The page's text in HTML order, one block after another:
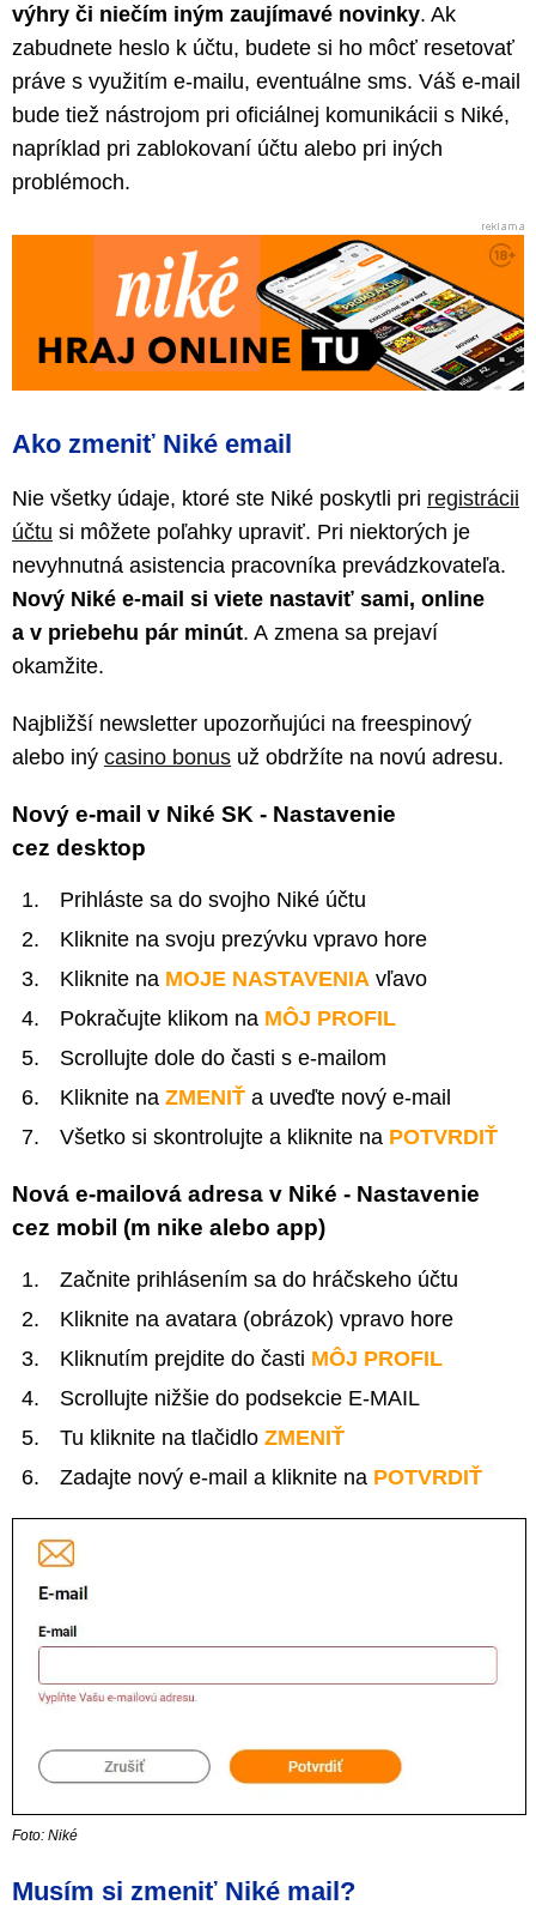
výhry či niečím iným zaujímavé novinky. Ak
zabudnete heslo k účtu, budete si ho môcť resetovať
práve s využitím e-mailu, eventuálne sms. Váš e-mail
bude tiež nástrojom pri oficiálnej komunikácii s Niké,
napríklad pri zablokovaní účtu alebo pri iných
problémoch.
Ako zmeniť Niké email
Nie všetky údaje, ktoré ste Niké poskytli pri registrácii
účtu si môžete poľahky upraviť. Pri niektorých je
nevyhnutná asistencia pracovníka prevádzkovateľa.
Nový Niké e-mail si viete nastaviť sami, online
a v priebehu pár minút. A zmena sa prejaví
okamžite.
Najbližší newsletter upozorňujúci na freespinový
alebo iný casino bonus už obdržíte na novú adresu.
Nový e-mail v Niké SK - Nastavenie
cez desktop
Prihláste sa do svojho Niké účtu
Kliknite na svoju prezývku vpravo hore
Kliknite na MOJE NASTAVENIA vľavo
Pokračujte klikom na MÔJ PROFIL
Scrollujte dole do časti s e-mailom
Kliknite na ZMENIŤ a uveďte nový e-mail
Všetko si skontrolujte a kliknite na POTVRDIŤ
Nová e-mailová adresa v Niké - Nastavenie
cez mobil (m nike alebo app)
Začnite prihlásením sa do hráčskeho účtu
Kliknite na avatara (obrázok) vpravo hore
Kliknutím prejdite do časti MÔJ PROFIL
Scrollujte nižšie do podsekcie E-MAIL
Tu kliknite na tlačidlo ZMENIŤ
Zadajte nový e-mail a kliknite na POTVRDIŤ
Foto: Niké
Musím si zmeniť Niké mail?